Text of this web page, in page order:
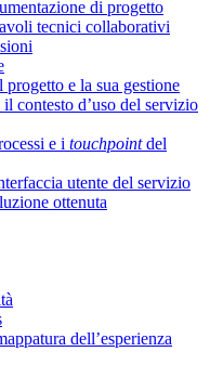
di progetto
tecnici collaborativi
e la sua gestione
contesto d’uso del servizio
e i touchpointdel
utente del servizio
ottenuta
dell’esperienza